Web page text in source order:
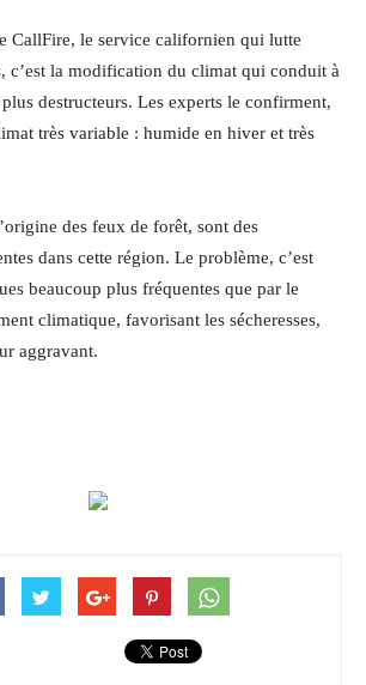
CallFire, le service californien qui lutte
c’est la modification du climat qui conduit à
destructeurs. Les experts le confirment,
très variable : humide en hiver et très
des feux de forêt, sont des
dans cette région. Le problème, c’est
beaucoup plus fréquentes que par le
climatique, favorisant les sécheresses,
aggravant.